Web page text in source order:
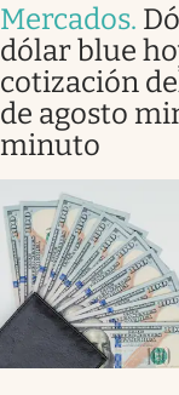
Mercados.
dólar blue
cotización
de agosto
minuto